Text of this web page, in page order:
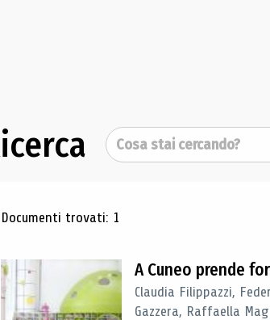
Cerca
Risultati di ricerca
Documenti trovati: 1
A Cuneo prende
Claudia Filippazzi,
Gazzera, Raffaella